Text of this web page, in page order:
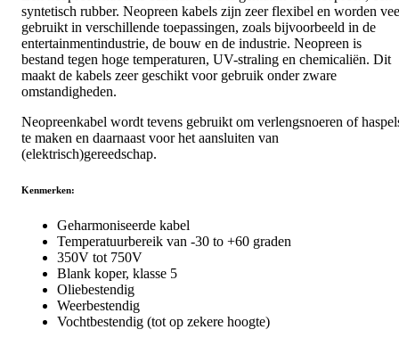
syntetisch rubber. Neopreen kabels zijn zeer flexibel en worden
gebruikt in verschillende toepassingen, zoals bijvoorbeeld in de
entertainmentindustrie, de bouw en de industrie. Neopreen is
bestand tegen hoge temperaturen, UV-straling en chemicaliën. Dit
maakt de kabels zeer geschikt voor gebruik onder zware
omstandigheden.
Neopreenkabel wordt tevens gebruikt om verlengsnoeren of
te maken en daarnaast voor het aansluiten van
(elektrisch)gereedschap.
Kenmerken:
Geharmoniseerde kabel
Temperatuurbereik van -30 to +60 graden
350V tot 750V
Blank koper, klasse 5
Oliebestendig
Weerbestendig
Vochtbestendig (tot op zekere hoogte)